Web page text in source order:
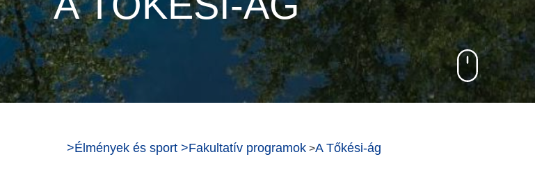
>Élmények és sport >Fakultatív programok >A Tőkési-ág